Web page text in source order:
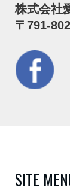
株式会社
〒791-
SITE